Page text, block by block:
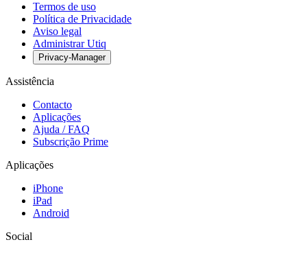
Termos de uso
Política de Privacidade
Aviso legal
Administrar Utiq
Privacy-Manager
Assistência
Contacto
Aplicações
Ajuda / FAQ
Subscrição Prime
Aplicações
iPhone
iPad
Android
Social